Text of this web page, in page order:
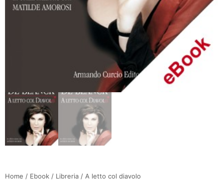
Home / Ebook / Libreria / A letto col diavolo